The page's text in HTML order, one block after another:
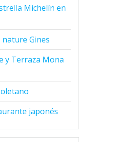
Michelín en
Gines
y Terraza Mona
japonés